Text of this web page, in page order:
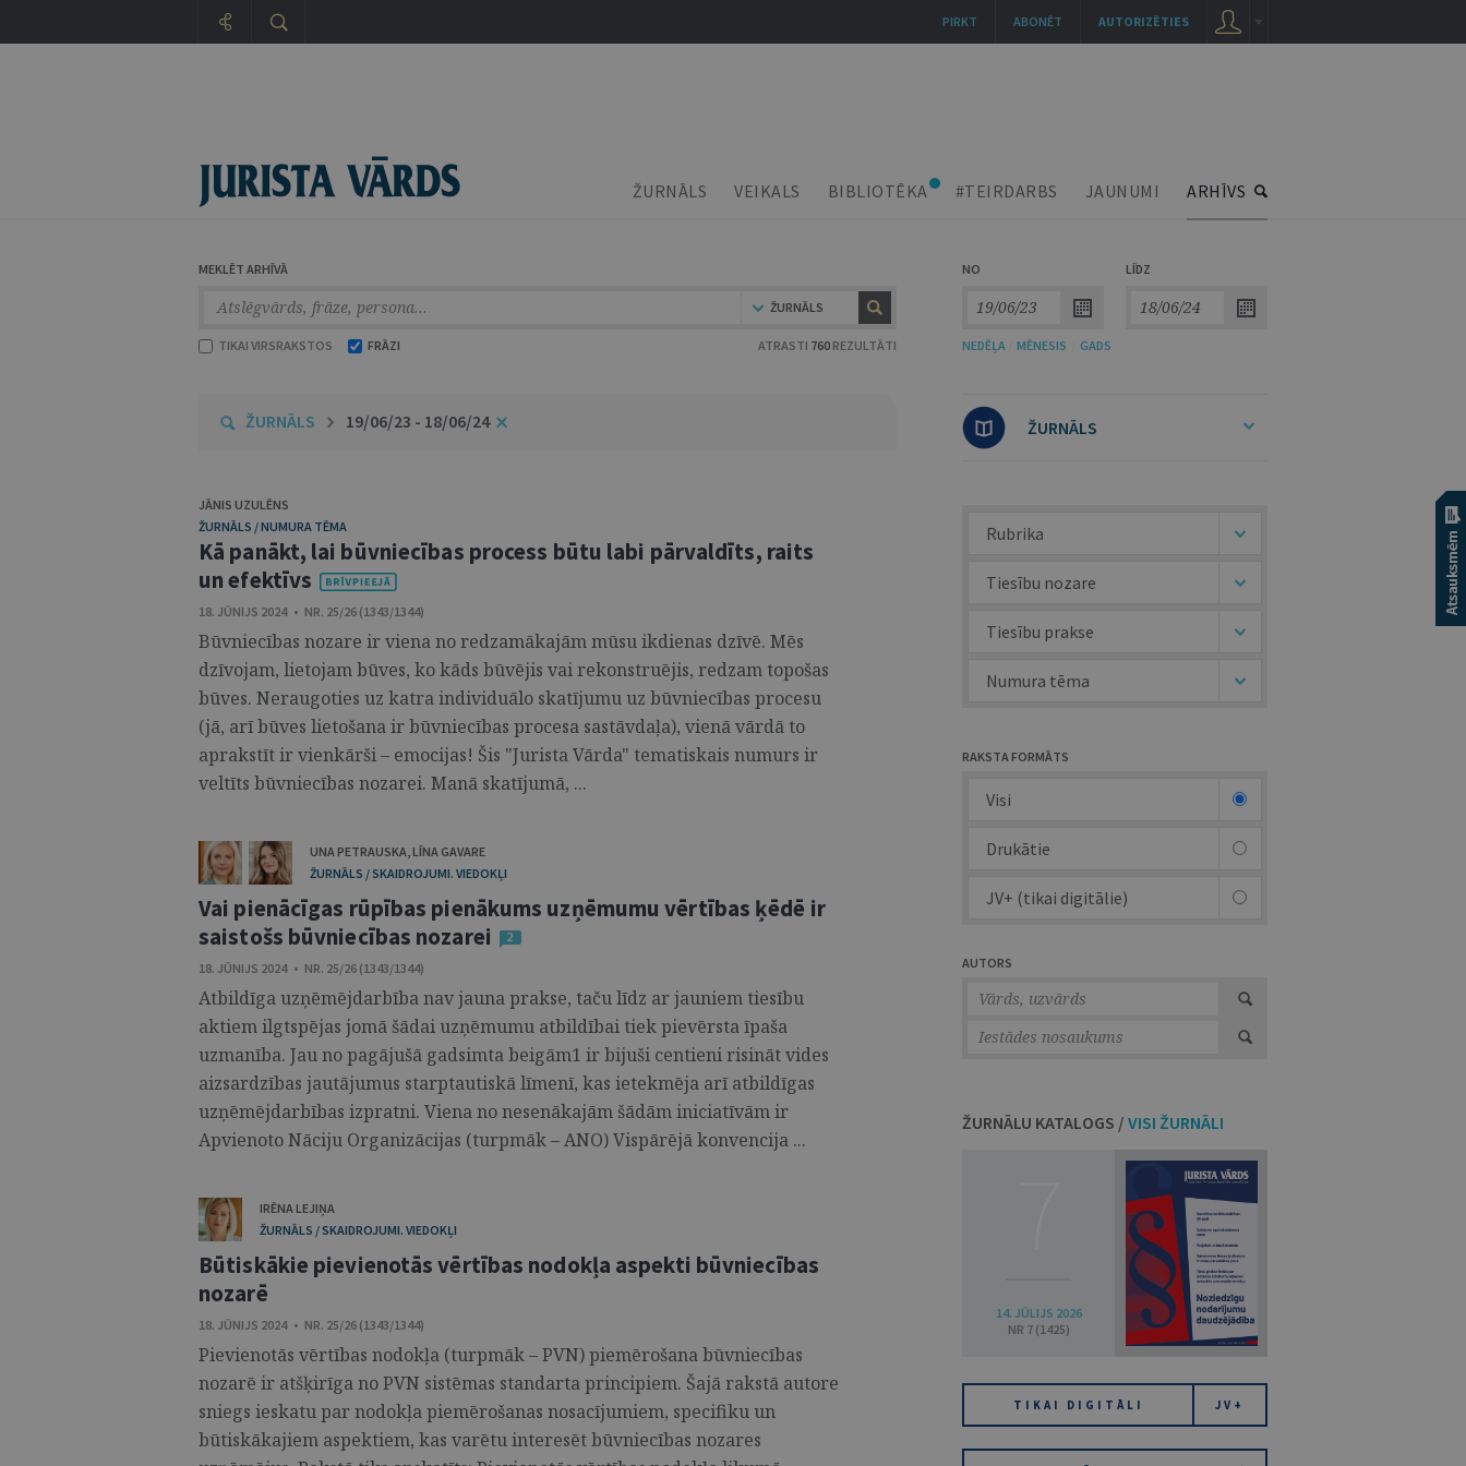
ŽURNĀLS VEIKALS BIBLIOTĒKA #TEIRDARBS JAUNUMI ARHĪVS
MEKLĒT ARHĪVĀ
ŽURNĀLS
TIKAI VIRSRAKSTOS FRĀZI ATRASTI 760 REZULTĀTI
NO LĪDZ
NEDĒĻA MĒNESIS GADS
ŽURNĀLS 19/06/23 - 18/06/24
JĀNIS UZULĒNS
ŽURNĀLS / NUMURA TĒMA
Kā panākt, lai būvniecības process būtu labi pārvaldīts, raits
un efektīvs
18. JŪNIJS 2024 • NR. 25/26 (1343/1344)
Būvniecības nozare ir viena no redzamākajām mūsu ikdienas dzīvē. Mēs
dzīvojam, lietojam būves, ko kāds būvējis vai rekonstruējis, redzam topošas
būves. Neraugoties uz katra individuālo skatījumu uz būvniecības procesu
(jā, arī būves lietošana ir būvniecības procesa sastāvdaļa), vienā vārdā to
aprakstīt ir vienkārši – emocijas! Šis "Jurista Vārda" tematiskais numurs ir
veltīts būvniecības nozarei. Manā skatījumā, ...
UNA PETRAUSKA,LĪNA GAVARE
ŽURNĀLS / SKAIDROJUMI. VIEDOKĻI
Vai pienācīgas rūpības pienākums uzņēmumu vērtības ķēdē ir
saistošs būvniecības nozarei
2
18. JŪNIJS 2024 • NR. 25/26 (1343/1344)
Atbildīga uzņēmējdarbība nav jauna prakse, taču līdz ar jauniem tiesību
aktiem ilgtspējas jomā šādai uzņēmumu atbildībai tiek pievērsta īpaša
uzmanība. Jau no pagājušā gadsimta beigām1 ir bijuši centieni risināt vides
aizsardzības jautājumus starptautiskā līmenī, kas ietekmēja arī atbildīgas
uzņēmējdarbības izpratni. Viena no nesenākajām šādām iniciatīvām ir
Apvienoto Nāciju Organizācijas (turpmāk – ANO) Vispārējā konvencija ...
IRĒNA LEJIŅA
ŽURNĀLS / SKAIDROJUMI. VIEDOKĻI
Būtiskākie pievienotās vērtības nodokļa aspekti būvniecības
nozarē
18. JŪNIJS 2024 • NR. 25/26 (1343/1344)
Pievienotās vērtības nodokļa (turpmāk – PVN) piemērošana būvniecības
nozarē ir atšķirīga no PVN sistēmas standarta principiem. Šajā rakstā autore
sniegs ieskatu par nodokļa piemērošanas nosacījumiem, specifiku un
būtiskākajiem aspektiem, kas varētu interesēt būvniecības nozares
ŽURNĀLS
Rubrika
Tiesību nozare
Tiesību prakse
Numura tēma
RAKSTA FORMĀTS
Visi
Drukātie
JV+ (tikai digitālie)
AUTORS
ŽURNĀLU KATALOGS / VISI ŽURNĀLI
14. JŪLIJS 2026
NR 7 (1425)
TIKAI DIGITĀLI JV+
AUTORIZĒTIES
ABONĒT
PIRKT